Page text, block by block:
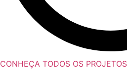
CONHEÇA TODOS OS PROJETOS